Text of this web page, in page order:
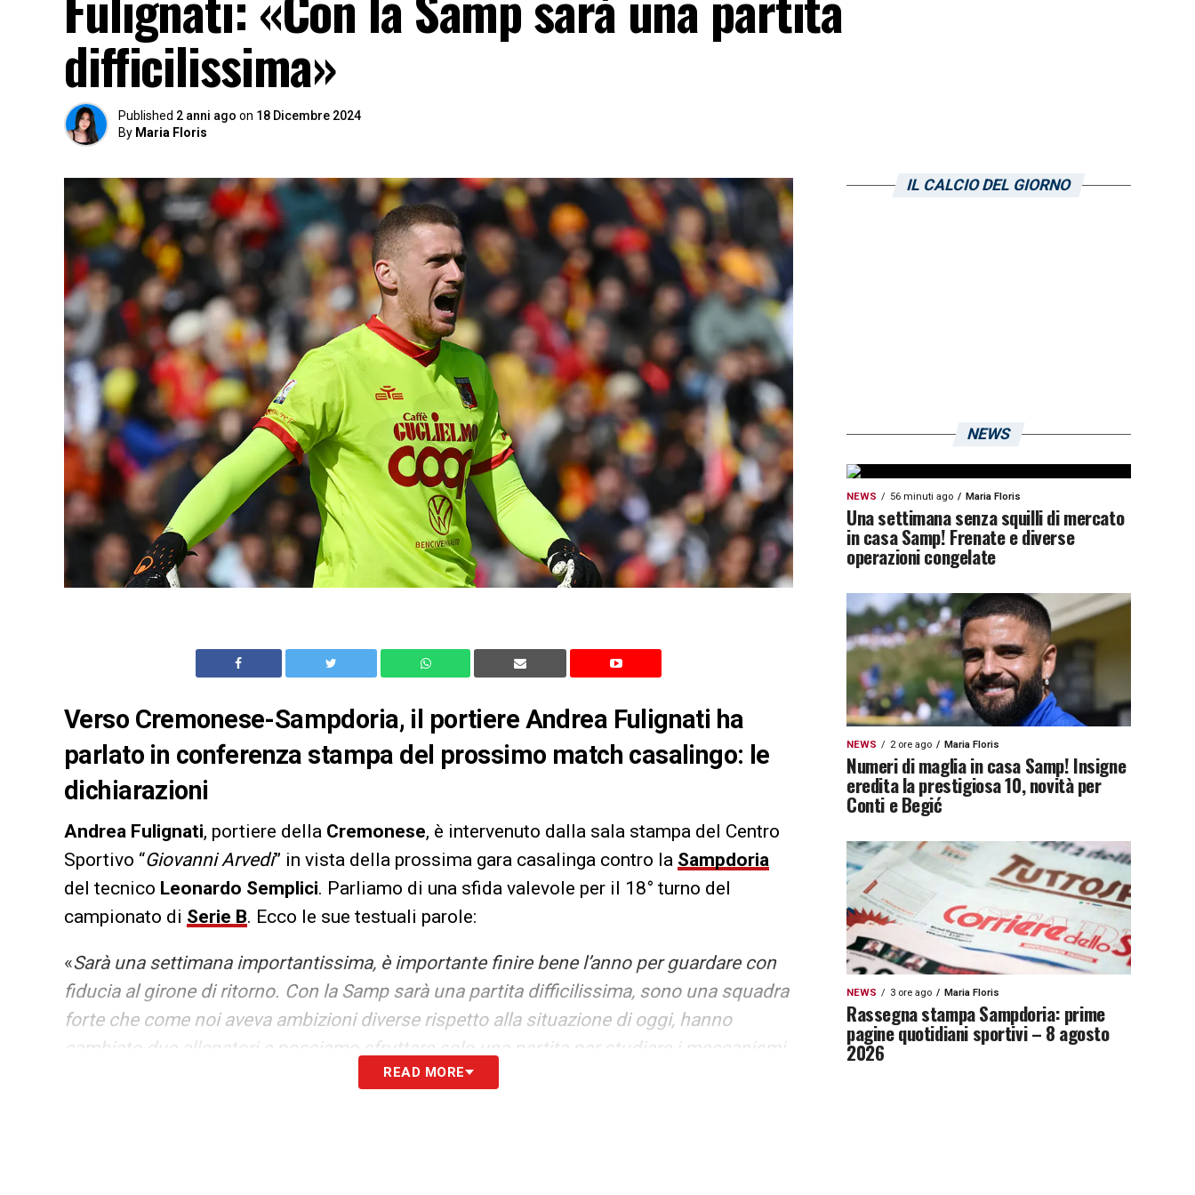
difficilissima»
Published 2 anni ago on 18 Dicembre 2024
By Maria Floris
Verso Cremonese-Sampdoria, il portiere Andrea Fulignati ha
parlato in conferenza stampa del prossimo match casalingo: le
dichiarazioni
Andrea Fulignati, portiere della Cremonese, è intervenuto dalla sala stampa del Centro
Sportivo “Giovanni Arvedi” in vista della prossima gara casalinga contro la Sampdoria
del tecnico Leonardo Semplici. Parliamo di una sfida valevole per il 18° turno del
campionato di Serie B. Ecco le sue testuali parole:
«Sarà una settimana importantissima, è importante finire bene l’anno per guardare con
fiducia al girone di ritorno. Con la Samp sarà una partita difficilissima, sono una squadra
forte che come noi aveva ambizioni diverse rispetto alla situazione di oggi, hanno
cambiato due allenatori e possiamo sfruttare solo una partita per studiare i meccanismi
che potrebbero avere. Ci stiamo lavorando e speriamo di ottenere il massimo
READ MORE
IL CALCIO DEL GIORNO
NEWS
NEWS 56 minuti ago Maria Floris
Una settimana senza squilli di mercato
in casa Samp! Frenate e diverse
operazioni congelate
NEWS 2 ore ago Maria Floris
Numeri di maglia in casa Samp! Insigne
eredita la prestigiosa 10, novità per
Conti e Begić
NEWS 3 ore ago Maria Floris
Rassegna stampa Sampdoria: prime
pagine quotidiani sportivi – 8 agosto
2026